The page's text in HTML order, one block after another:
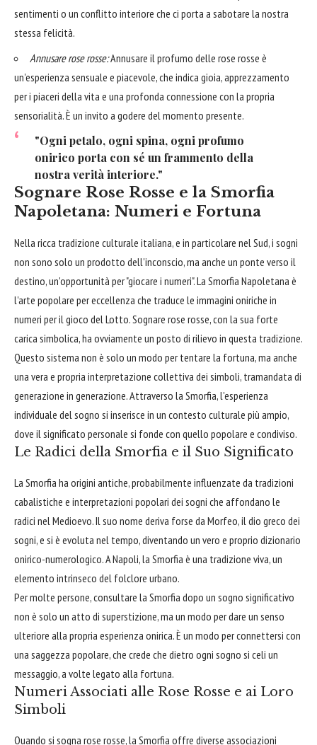
sentimenti o un conflitto interiore che ci porta a sabotare la nostra
stessa felicità.
Annusare rose rosse:Annusare il profumo delle rose rosse è
un'esperienza sensuale e piacevole, che indica gioia, apprezzamento
per i piaceri della vita e una profonda connessione con la propria
sensorialità. È un invito a godere del momento presente.
"Ogni petalo, ogni spina, ogni profumo
onirico porta con sé un frammento della
nostra verità interiore."
Sognare Rose Rosse e la Smorfia
Napoletana: Numeri e Fortuna
Nella ricca tradizione culturale italiana, e in particolare nel Sud, i sogni
non sono solo un prodotto dell'inconscio, ma anche un ponte verso il
destino, un'opportunità per "giocare i numeri". La Smorfia Napoletana è
l'arte popolare per eccellenza che traduce le immagini oniriche in
numeri per il gioco del Lotto. Sognare rose rosse, con la sua forte
carica simbolica, ha ovviamente un posto di rilievo in questa tradizione.
Questo sistema non è solo un modo per tentare la fortuna, ma anche
una vera e propria interpretazione collettiva dei simboli, tramandata di
generazione in generazione. Attraverso la Smorfia, l'esperienza
individuale del sogno si inserisce in un contesto culturale più ampio,
dove il significato personale si fonde con quello popolare e condiviso.
Le Radici della Smorfia e il Suo Significato
La Smorfia ha origini antiche, probabilmente influenzate da tradizioni
cabalistiche e interpretazioni popolari dei sogni che affondano le
radici nel Medioevo. Il suo nome deriva forse da Morfeo, il dio greco dei
sogni, e si è evoluta nel tempo, diventando un vero e proprio dizionario
onirico-numerologico. A Napoli, la Smorfia è una tradizione viva, un
elemento intrinseco del folclore urbano.
Per molte persone, consultare la Smorfia dopo un sogno significativo
non è solo un atto di superstizione, ma un modo per dare un senso
ulteriore alla propria esperienza onirica. È un modo per connettersi con
una saggezza popolare, che crede che dietro ogni sogno si celi un
messaggio, a volte legato alla fortuna.
Numeri Associati alle Rose Rosse e ai Loro
Simboli
Quando si sogna rose rosse, la Smorfia offre diverse associazioni